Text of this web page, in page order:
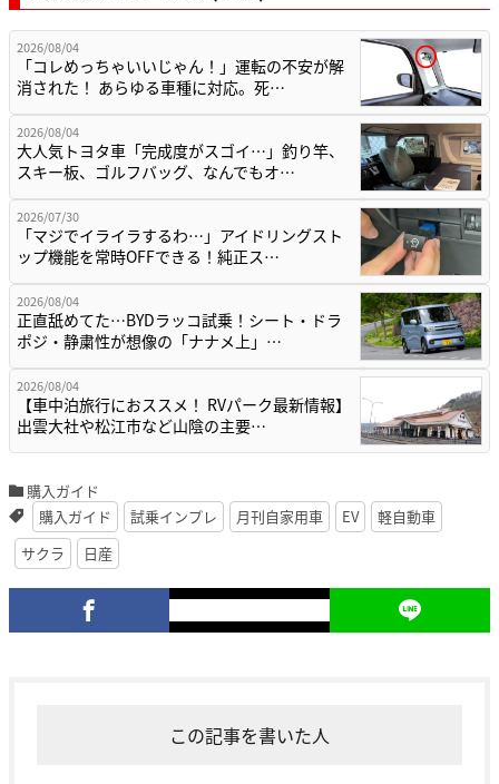
2026/08/04
「コレめっちゃいいじゃん！」運転の不安が解
消された！ あらゆる車種に対応。死…
2026/08/04
大人気トヨタ車「完成度がスゴイ…」釣り竿、
スキー板、ゴルフバッグ、なんでもオ…
2026/07/30
「マジでイライラするわ…」アイドリングスト
ップ機能を常時OFFできる！純正ス…
2026/08/04
正直舐めてた…BYDラッコ試乗！シート・ドラ
ポジ・静粛性が想像の「ナナメ上」…
2026/08/04
【車中泊旅行におススメ！ RVパーク最新情報】
出雲大社や松江市など山陰の主要…
購入ガイド
購入ガイド
試乗インプレ 月刊自家用車 EV
軽自動車
サクラ
日産
この記事を書いた人